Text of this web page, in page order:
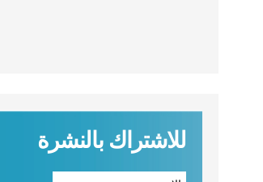
للاشتراك بالنشرة